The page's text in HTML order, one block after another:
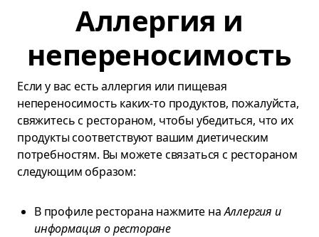
Аллергия и
непереносимость
Если у вас есть аллергия или пищевая
непереносимость каких-то продуктов, пожалуйста,
свяжитесь с рестораном, чтобы убедиться, что их
продукты соответствуют вашим диетическим
потребностям. Вы можете связаться с рестораном
следующим образом:
В профиле ресторана нажмите наАллергия и
информация о ресторане